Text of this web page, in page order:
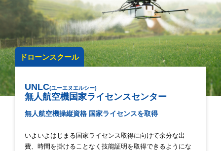
ドローンスクール
UNLC(ユーエヌエルシー)
無人航空機国家ライセンスセンター
無人航空機操縦資格 国家ライセンスを取得
いよいよはじまる国家ライセンス取得に向けて余分な出
費、時間を掛けることなく技能証明を取得できるようにな